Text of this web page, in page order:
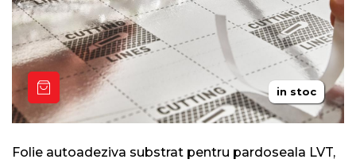
in stoc
Folie autoadeziva substrat pentru pardoseala LVT,